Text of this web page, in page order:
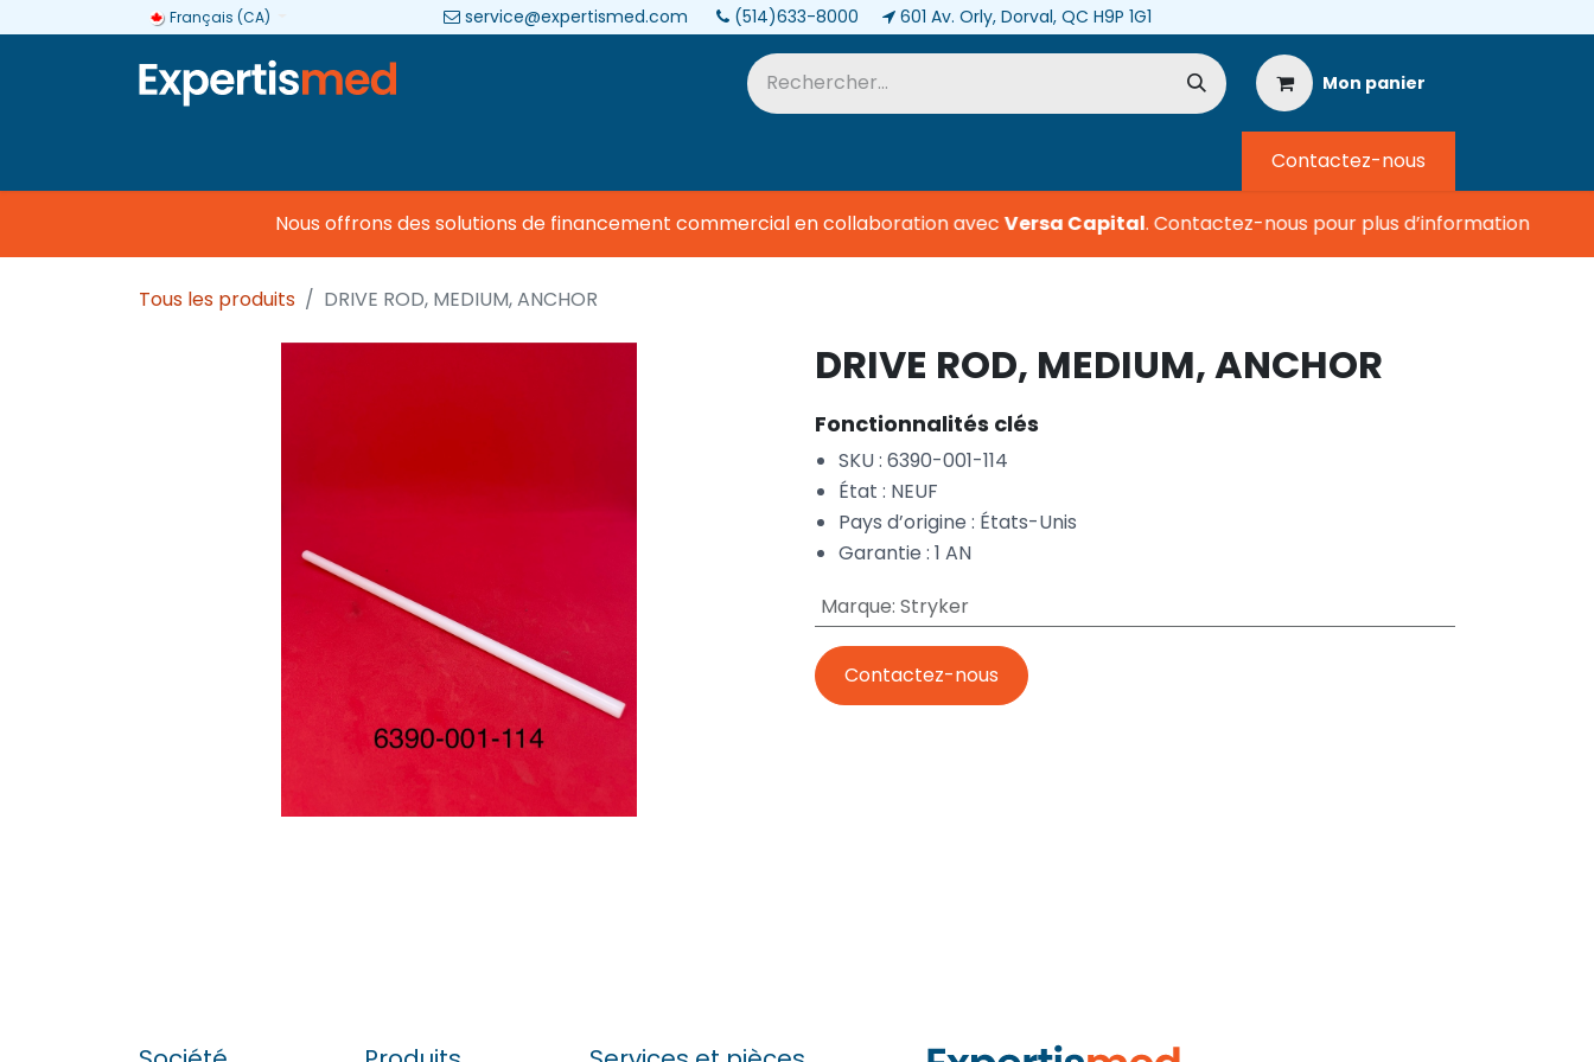
Français (CA) service@expertismed.com (514)633-8000 601 Av. Orly, Dorval, QC H9P 1G1
Mon panier
Contactez-nous
Nous offrons des solutions de financement commercial en collaboration avecVersa Capital.Contactez-nous pour plus d’information
Tous les produits DRIVE ROD, MEDIUM, ANCHOR
DRIVE ROD, MEDIUM, ANCHOR
Fonctionnalités clés
SKU : 6390-001-114
État : NEUF
Pays d’origine : États-Unis
Garantie : 1 AN
Marque: Stryker
Contactez-nous